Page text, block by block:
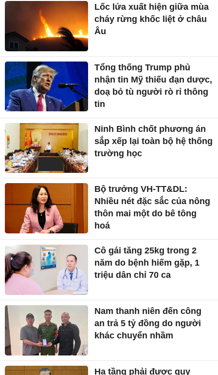
Lốc lửa xuất hiện giữa mùa
cháy rừng khốc liệt ở châu
Âu
Tổng thống Trump phủ
nhận tin Mỹ thiếu đạn dược,
doạ bỏ tù người rò rỉ thông
tin
Ninh Bình chốt phương án
sắp xếp lại toàn bộ hệ thống
trường học
Bộ trưởng VH-TT&DL:
Nhiều nét đặc sắc của nông
thôn mai một do bê tông
hoá
Cô gái tăng 25kg trong 2
năm do bệnh hiếm gặp, 1
triệu dân chỉ 70 ca
Nam thanh niên đến công
an trả 5 tỷ đồng do người
khác chuyển nhầm
Hạ tầng phải được quy